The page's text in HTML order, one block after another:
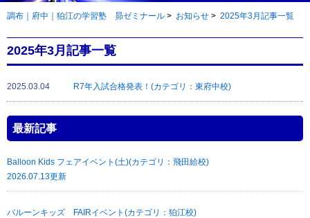
調布｜府中｜狛江の学習塾 昴ゼミナール > お知らせ > 2025年3月記事一覧
2025年3月記事一覧
2025.03.04 R7年入試合格発表！(カテゴリ：東府中校)
最新記事
Balloon Kids フェアイベント(土)(カテゴリ：飛田給校)
2026.07.13更新
バルーンキッズ FAIRイベント(カテゴリ：狛江校)